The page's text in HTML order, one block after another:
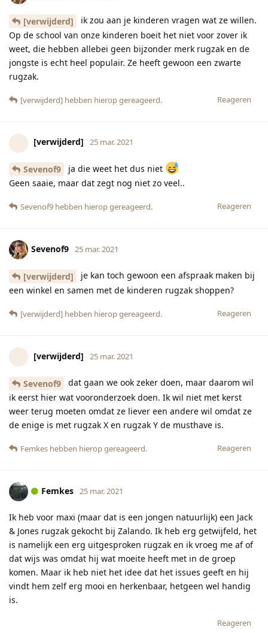
[verwijderd]
ik zou aan je kinderen vragen wat ze willen.
Op de school van onze kinderen boeit het niet voor zover ik
weet, die hebben allebei geen bijzonder merk rugzak en de
jongste is echt heel populair. Ze heeft gewoon een zwarte
rugzak.
Reageren
[verwijderd] hebben hierop gereageerd.
[verwijderd] 25 mar. 2021
Sevenof9
ja die weet het dus niet
Geen saaie, maar dat zegt nog niet zo veel..
Reageren
Sevenof9 hebben hierop gereageerd.
Sevenof9 25 mar. 2021
[verwijderd]
je kan toch gewoon een afspraak maken bij
een winkel en samen met de kinderen rugzak shoppen?
Reageren
[verwijderd] hebben hierop gereageerd.
[verwijderd] 25 mar. 2021
Sevenof9
dat gaan we ook zeker doen, maar daarom wil
ik eerst hier wat vooronderzoek doen. Ik wil niet met kerst
weer terug moeten omdat ze liever een andere wil omdat ze
de enige is met rugzak X en rugzak Y de musthave is.
Reageren
Femkes hebben hierop gereageerd.
Femkes 25 mar. 2021
Ik heb voor maxi (maar dat is een jongen natuurlijk) een Jack
& Jones rugzak gekocht bij Zalando. Ik heb erg getwijfeld, het
is namelijk een erg uitgesproken rugzak en ik vroeg me af of
dat wijs was omdat hij wat moeite heeft met in de groep
komen. Maar ik heb niet het idee dat het issues geeft en hij
vindt hem zelf erg mooi en herkenbaar, hetgeen wel handig
is.
Reageren